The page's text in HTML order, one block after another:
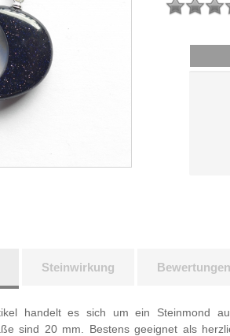
Steinwirkung Bewertungen
handelt es sich um ein Steinmond
sind 20 mm. Bestens geeignet als